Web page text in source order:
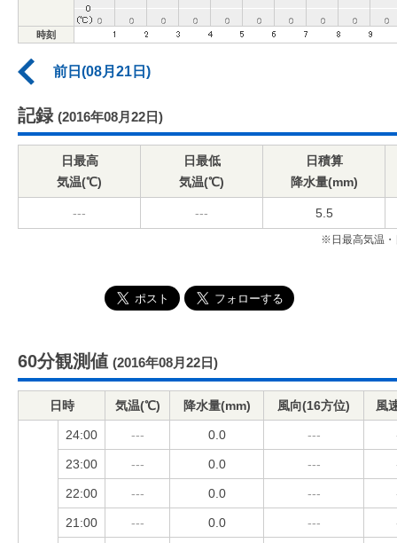
時刻
前日(08月21日)
記録 (2016年08月22日)
日最高
気温(℃)
日最低
気温(℃)
日積算
降水量(mm)
--- --- 5.5
※日最高気温・
60分観測値 (2016年08月22日)
日時 気温(℃) 降水量(mm) 風向(16方位) 風
24:00 --- 0.0 ---
23:00 --- 0.0 ---
22:00 --- 0.0 ---
21:00 --- 0.0 ---